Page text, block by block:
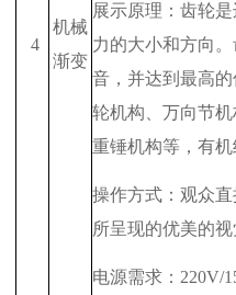
4
机械
渐变
展示原理：齿轮
力的大小和方向
音，并达到最高
轮机构、万向节
重锤机构等，有机
操作方式：观众
所呈现的优美的视
电源需求： 220V/